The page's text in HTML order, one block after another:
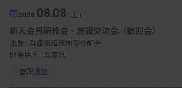
2026. 08.08（土）
新入会員研修会・施設交流会（歓迎会）
主催 : 兵庫県臨床検査技師会
開催場所 : 兵庫県
管理運営